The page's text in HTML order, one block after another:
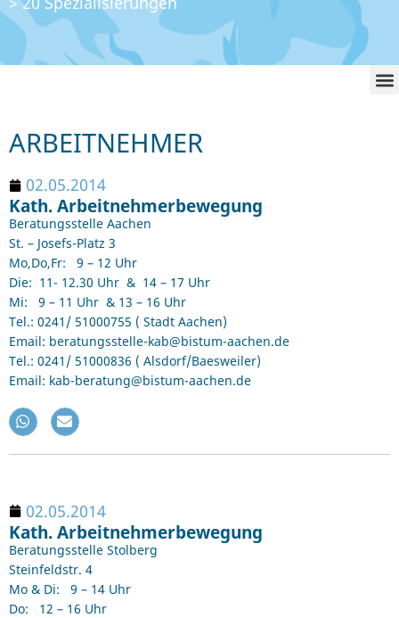
ARBEITNEHMER
02.05.2014
Kath. Arbeitnehmerbewegung
Beratungsstelle Aachen
St. – Josefs-Platz 3
Mo,Do,Fr: 9 – 12 Uhr
Die: 11- 12.30 Uhr & 14 – 17 Uhr
Mi: 9 – 11 Uhr & 13 – 16 Uhr
Tel.: 0241/ 51000755 ( Stadt Aachen)
Email: beratungsstelle-kab@bistum-aachen.de
Tel.: 0241/ 51000836 ( Alsdorf/Baesweiler)
Email: kab-beratung@bistum-aachen.de
02.05.2014
Kath. Arbeitnehmerbewegung
Beratungsstelle Stolberg
Steinfeldstr. 4
Mo & Di: 9 – 14 Uhr
Do: 12 – 16 Uhr